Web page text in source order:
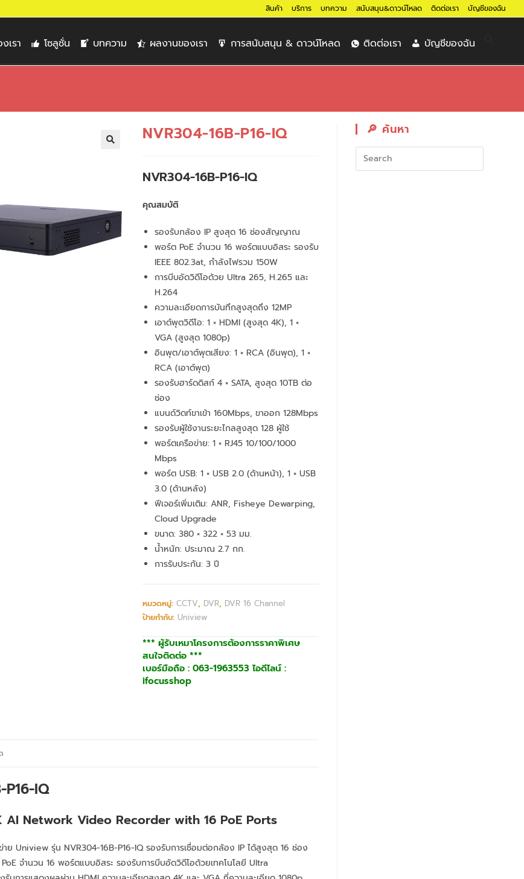
สินค้า บริการ บทความ สนับสนุน&ดาวน์โหลด ติดต่อเรา บัญชีของฉัน
เรา โซลูชั่น บทความ ผลงานของเรา การสนับสนุน & ดาวน์โหลด ติดต่อเรา บัญชีของฉัน
NVR304-16B-P16-IQ
NVR304-16B-P16-IQ
คุณสมบัติ
รองรับกล้อง IP สูงสุด 16 ช่องสัญญาณ
พอร์ต PoE จำนวน 16 พอร์ตแบบอิสระ รองรับ
IEEE 802.3at, กำลังไฟรวม 150W
การบีบอัดวิดีโอด้วย Ultra 265, H.265 และ
H.264
ความละเอียดการบันทึกสูงสุดถึง 12MP
เอาต์พุตวิดีโอ: 1 × HDMI (สูงสุด 4K), 1 ×
VGA (สูงสุด 1080p)
อินพุต/เอาต์พุตเสียง: 1 × RCA (อินพุต), 1 ×
RCA (เอาต์พุต)
รองรับฮาร์ดดิสก์ 4 × SATA, สูงสุด 10TB ต่อ
ช่อง
แบนด์วิดท์ขาเข้า 160Mbps, ขาออก 128Mbps
รองรับผู้ใช้งานระยะไกลสูงสุด 128 ผู้ใช้
พอร์ตเครือข่าย: 1 × RJ45 10/100/1000
Mbps
พอร์ต USB: 1 × USB 2.0 (ด้านหน้า), 1 × USB
3.0 (ด้านหลัง)
ฟีเจอร์เพิ่มเติม: ANR, Fisheye Dewarping,
Cloud Upgrade
ขนาด: 380 × 322 × 53 มม.
น้ำหนัก: ประมาณ 2.7 กก.
การรับประกัน: 3 ปี
หมวดหมู่: CCTV, DVR, DVR 16 Channel
ป้ายกำกับ: Uniview
*** ผู้รับเหมาโครงการต้องการราคาพิเศษ
สนใจติดต่อ ***
เบอร์มือถือ : 063-1963553 ไอดีไลน์ :
ifocusshop
P16-IQ
AI Network Video Recorder with 16 PoE Ports
าย Uniview รุ่น NVR304-16B-P16-IQ รองรับการเชื่อมต่อกล้อง IP ได้สูงสุด 16 ช่อง
จำนวน 16 พอร์ตแบบอิสระ รองรับการบีบอัดวิดีโอด้วยเทคโนโลยี Ultra
🔎︎ ค้นหา